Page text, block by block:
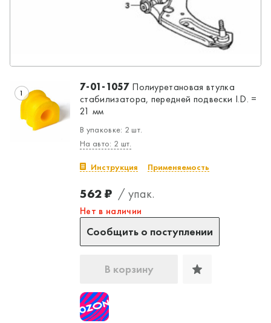
Да, верно Нет, выбрать другой
1 7-01-1057Полиуретановая втулка
стабилизатора, передней подвески I.D. =
21 мм
В упаковке: 2 шт.
На авто: 2 шт.
Инструкция Применяемость
562 ₽ / упак.
Нет в наличии
Сообщить о поступлении
В корзину